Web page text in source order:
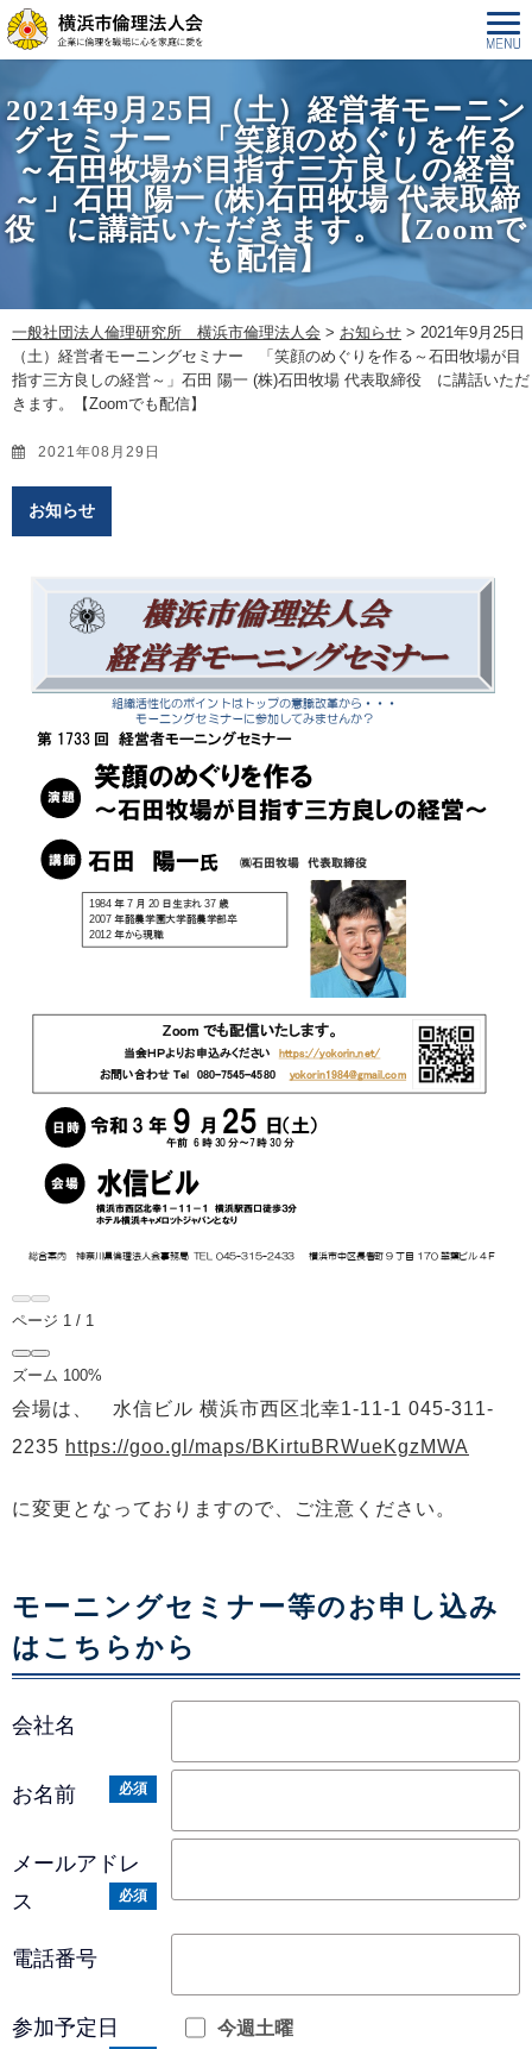
2021年9月25日（土）経営者モーニン
グセミナー 「笑顔のめぐりを作る
～石田牧場が目指す三方良しの経営
～」石田 陽一 (株)石田牧場 代表取締
役 に講話いただきます。【Zoomで
も配信】
一般社団法人倫理研究所 横浜市倫理法人会 > お知らせ > 2021年9月25日
（土）経営者モーニングセミナー 「笑顔のめぐりを作る～石田牧場が目
指す三方良しの経営～」石田 陽一 (株)石田牧場 代表取締役 に講話いただ
きます。【Zoomでも配信】
2021年08月29日
お知らせ
ページ 1 / 1
ズーム 100%
会場は、 水信ビル 横浜市西区北幸1-11-1 045-311-
2235 https://goo.gl/maps/BKirtuBRWueKgzMWA
に変更となっておりますので、ご注意ください。
モーニングセミナー​等のお申し込み
はこちらから
会社名
お名前 必須
メールアドレ
ス
必須
電話番号
参加予定日
今週土曜